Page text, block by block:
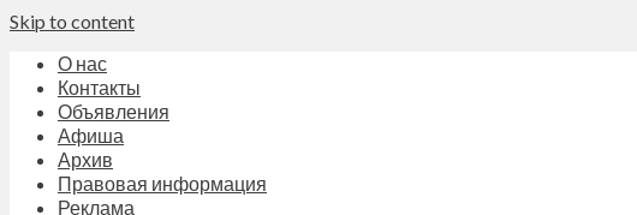
Skip to content
О нас
Контакты
Объявления
Афиша
Архив
Правовая информация
Реклама